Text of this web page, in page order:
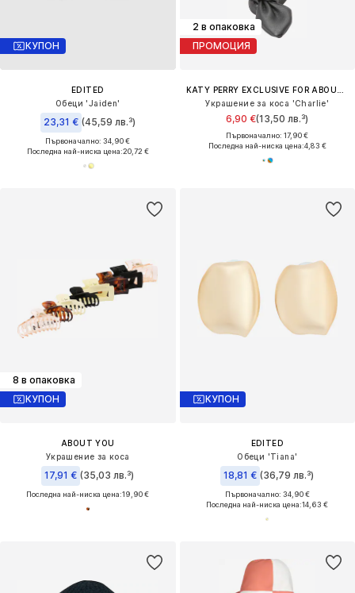
КУПОН
EDITED
Обеци 'Jaiden'
23,31 € (45,59 лв.³)
Първоначално: 34,90 €
Последна най-ниска цена:20,72 €
2 в опаковка
ПРОМОЦИЯ
Украшение за коса 'Charlie'
6,90 €(13,50 лв.³)
Първоначално: 17,90 €
Последна най-ниска цена:4,83 €
8 в опаковка
КУПОН
ABOUT YOU
Украшение за коса
17,91 € (35,03 лв.³)
Последна най-ниска цена:19,90 €
КУПОН
EDITED
Обеци 'Tiana'
18,81 € (36,79 лв.³)
Първоначално: 34,90 €
Последна най-ниска цена:14,63 €